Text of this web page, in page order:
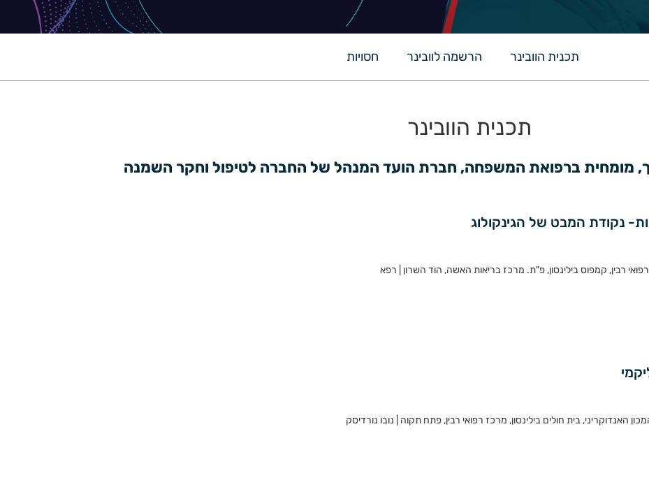
תכנית הוובינר הרשמה לוובינר חסויות
תכנית הוובינר
מומחית ברפואת המשפחה, חברת הועד המנהל של החברה לטיפול וחקר השמנה
נקודת המבט של הגינקולוג
רבין, קמפוס בילינסון, פ"ת. מרכז בריאות האשה, הוד השרון | רפא
האנדוקריני, בית חולים בילינסון, מרכז רפואי רבין, פתח תקוה | נובו נורדיסק